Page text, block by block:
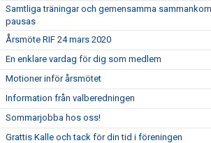
Samtliga träningar och gemensamma
pausas
Årsmöte RIF 24 mars 2020
En enklare vardag för dig som medlem
Motioner inför årsmötet
Information från valberedningen
Sommarjobba hos oss!
Grattis Kalle och tack för din tid i föreningen